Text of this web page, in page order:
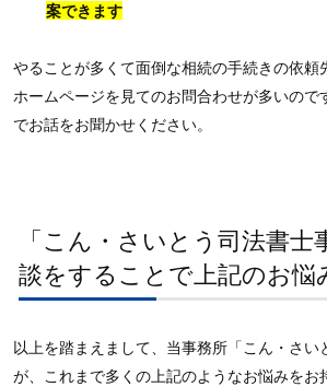
案できます
やることが多くて面倒な相続の手続きの依頼
ホームページを見てのお問合わせが多いので
でお話をお聞かせください。
「こん・さいとう司法書士
談をすることで上記のお悩
以上を踏まえまして、当事務所「こん・さい
が、これまで多くの上記のようなお悩みをお